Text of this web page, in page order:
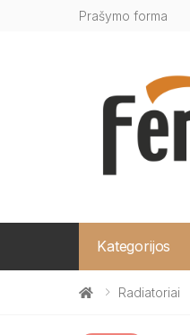
Prašymo forma
Kategorijos
Radiatoriai